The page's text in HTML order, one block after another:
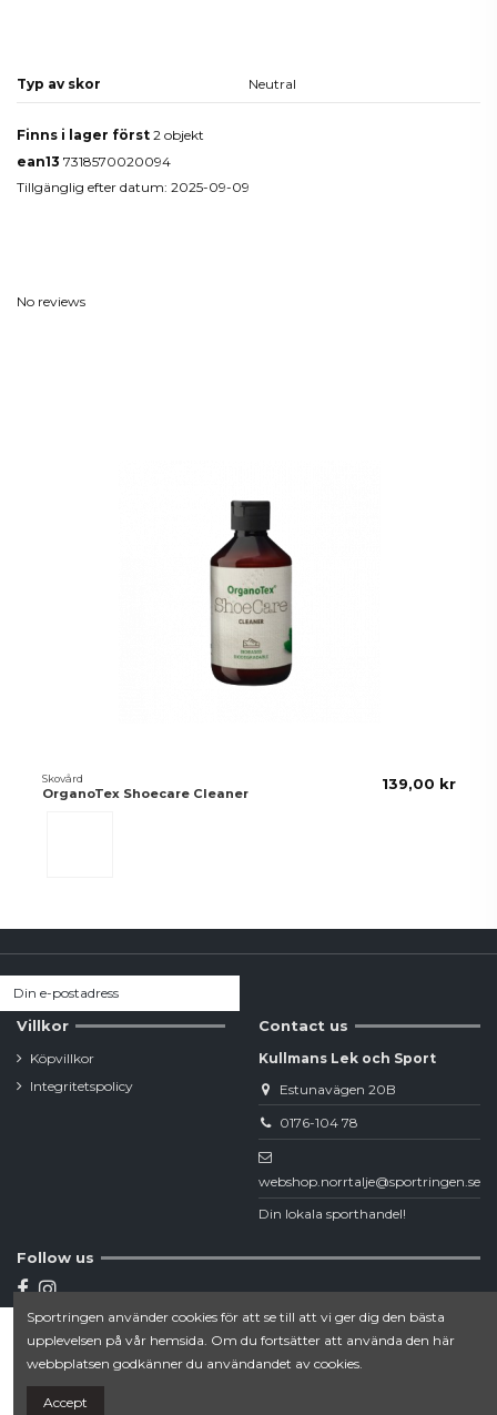
Lägg till i varukorgen
Typ av skor Neutral
Finns i lager först 2 objekt
ean13 7318570020094
Tillgänglig efter datum: 2025-09-09
No reviews
Skovård
OrganoTex Shoecare Cleaner
139,00 kr
Villkor
Köpvillkor
Integritetspolicy
Contact us
Kullmans Lek och Sport
Estunavägen 20B
0176-104 78
webshop.norrtalje@sportringen.se
Din lokala sporthandel!
Follow us
Newsletter
Sportringen använder cookies för att se till att vi ger dig den bästa
upplevelsen på vår hemsida. Om du fortsätter att använda den här
webbplatsen godkänner du användandet av cookies.
Accept